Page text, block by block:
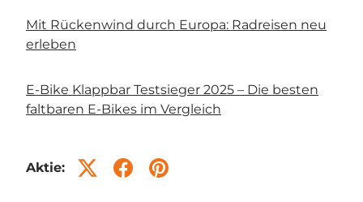
Mit Rückenwind durch Europa: Radreisen neu
erleben
E-Bike Klappbar Testsieger 2025 – Die besten
faltbaren E-Bikes im Vergleich
Aktie: